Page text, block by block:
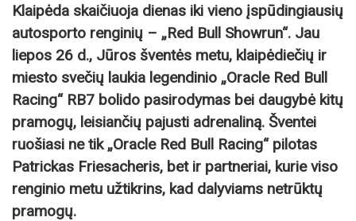
Klaipėda skaičiuoja dienas iki vieno įspūdingiausių
autosporto renginių – „Red Bull Showrun“. Jau
liepos 26 d., Jūros šventės metu, klaipėdiečių ir
miesto svečių laukia legendinio „Oracle Red Bull
Racing“ RB7 bolido pasirodymas bei daugybė kitų
pramogų, leisiančių pajusti adrenaliną. Šventei
ruošiasi ne tik „Oracle Red Bull Racing“ pilotas
Patrickas Friesacheris, bet ir partneriai, kurie viso
renginio metu užtikrins, kad dalyviams netrūktų
pramogų.